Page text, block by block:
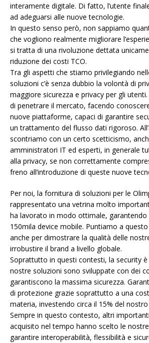
interamente digitale. Di fatto, l’utente
ad adeguarsi alle nuove tecnologie.
In questo senso però, non sappiamo
che vogliono realmente migliorare
si tratta di una rivoluzione dettata
riduzione dei costi TCO.
Tra gli aspetti che stiamo privilegiando
soluzioni c’è senza dubbio la volontà di
maggiore sicurezza e privacy per gli
di penetrare il mercato, facendo
nuove piattaforme, capaci di garantire
un trattamento del flusso dati rigoroso.
scontriamo con un certo scetticismo,
amministratori IT ed esperti, in generale
alla privacy, se non correttamente
freno all’introduzione di queste nuove
Per noi, la fornitura di soluzioni per le
rappresentato una vetrina molto
ha lavorato in modo ottimale, garantendo
150mila device mobile. Puntiamo a
anche per dimostrare la qualità delle
irrobustire il brand a livello globale.
Soprattutto in questi contesti, la security
nostre soluzioni sono sviluppate con dei
garantiscono la massima sicurezza.
di protezione grazie soprattutto a una
materia, investendo circa il 15% del
Sempre in questo contesto, altri
acquisito nel tempo hanno scelto le
garantire interoperabilità, flessibilità e